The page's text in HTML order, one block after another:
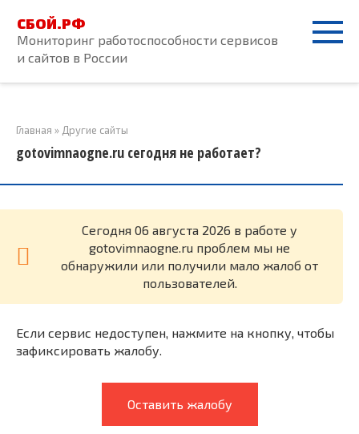
контенту
СБОЙ.РФ
Мониторинг работоспособности сервисов
и сайтов в России
Главная » Другие сайты
gotovimnaogne.ru сегодня не работает?
Cегодня 06 августа 2026 в работе у
gotovimnaogne.ru проблем мы не
обнаружили или получили мало жалоб от
пользователей.
Если сервис недоступен, нажмите на кнопку, чтобы
зафиксировать жалобу.
Оставить жалобу